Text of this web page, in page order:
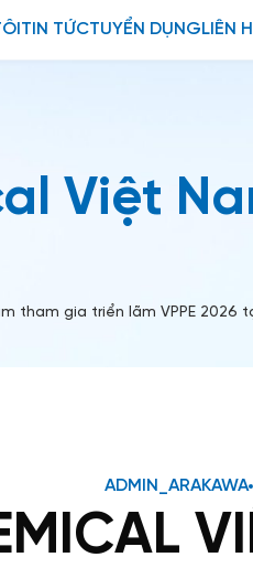
TIN TỨCTUYỂN DỤNGLIÊN
Việt
tham gia triển lãm VPPE 2026
ADMIN_ARAKAWA